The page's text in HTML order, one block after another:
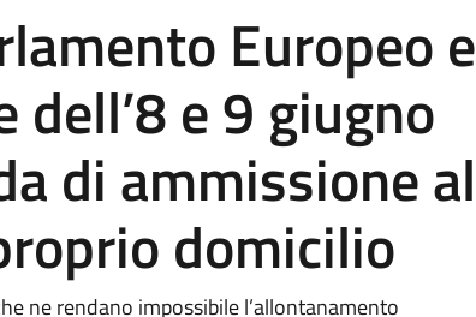
Europeo e
e 9 giugno
di ammissione al
domicilio
ne rendano impossibile l’allontanamento